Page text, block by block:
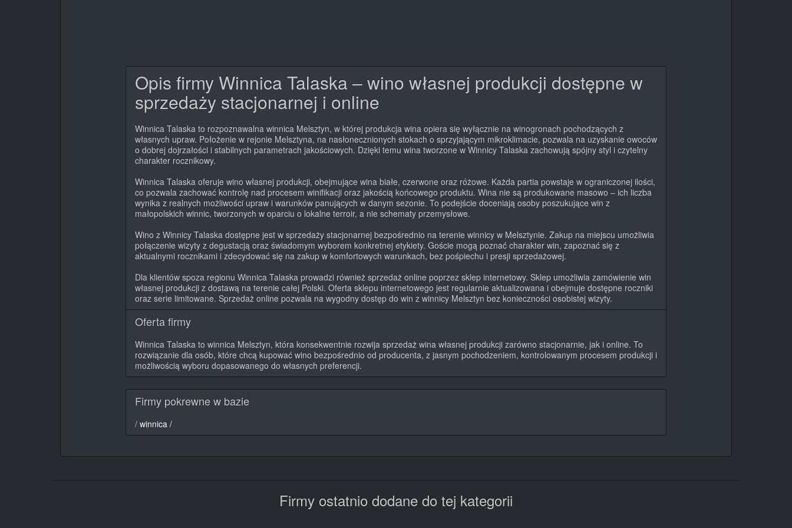
Opis firmy Winnica Talaska – wino własnej produkcji dostępne w
sprzedaży stacjonarnej i online
Winnica Talaska to rozpoznawalna winnica Melsztyn, w której produkcja wina opiera się wyłącznie na winogronach pochodzących z
własnych upraw. Położenie w rejonie Melsztyna, na nasłonecznionych stokach o sprzyjającym mikroklimacie, pozwala na uzyskanie owoców
o dobrej dojrzałości i stabilnych parametrach jakościowych. Dzięki temu wina tworzone w Winnicy Talaska zachowują spójny styl i czytelny
charakter rocznikowy.
Winnica Talaska oferuje wino własnej produkcji, obejmujące wina białe, czerwone oraz różowe. Każda partia powstaje w ograniczonej ilości,
co pozwala zachować kontrolę nad procesem winifikacji oraz jakością końcowego produktu. Wina nie są produkowane masowo – ich liczba
wynika z realnych możliwości upraw i warunków panujących w danym sezonie. To podejście doceniają osoby poszukujące win z
małopolskich winnic, tworzonych w oparciu o lokalne terroir, a nie schematy przemysłowe.
Wino z Winnicy Talaska dostępne jest w sprzedaży stacjonarnej bezpośrednio na terenie winnicy w Melsztynie. Zakup na miejscu umożliwia
połączenie wizyty z degustacją oraz świadomym wyborem konkretnej etykiety. Goście mogą poznać charakter win, zapoznać się z
aktualnymi rocznikami i zdecydować się na zakup w komfortowych warunkach, bez pośpiechu i presji sprzedażowej.
Dla klientów spoza regionu Winnica Talaska prowadzi również sprzedaż online poprzez sklep internetowy. Sklep umożliwia zamówienie win
własnej produkcji z dostawą na terenie całej Polski. Oferta sklepu internetowego jest regularnie aktualizowana i obejmuje dostępne roczniki
oraz serie limitowane. Sprzedaż online pozwala na wygodny dostęp do win z winnicy Melsztyn bez konieczności osobistej wizyty.
Oferta firmy
Winnica Talaska to winnica Melsztyn, która konsekwentnie rozwija sprzedaż wina własnej produkcji zarówno stacjonarnie, jak i online. To
rozwiązanie dla osób, które chcą kupować wino bezpośrednio od producenta, z jasnym pochodzeniem, kontrolowanym procesem produkcji i
możliwością wyboru dopasowanego do własnych preferencji.
Firmy pokrewne w bazie
/winnica /
Firmy ostatnio dodane do tej kategorii